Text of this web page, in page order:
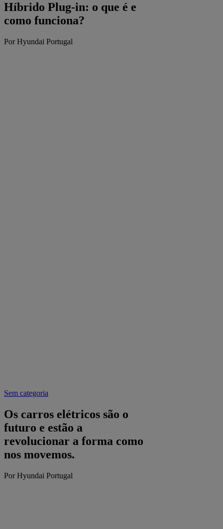
Híbrido Plug-in: o que é e
como funciona?
Por Hyundai Portugal
Sem categoria
Os carros elétricos são o
futuro e estão a
revolucionar a forma como
nos movemos.
Por Hyundai Portugal